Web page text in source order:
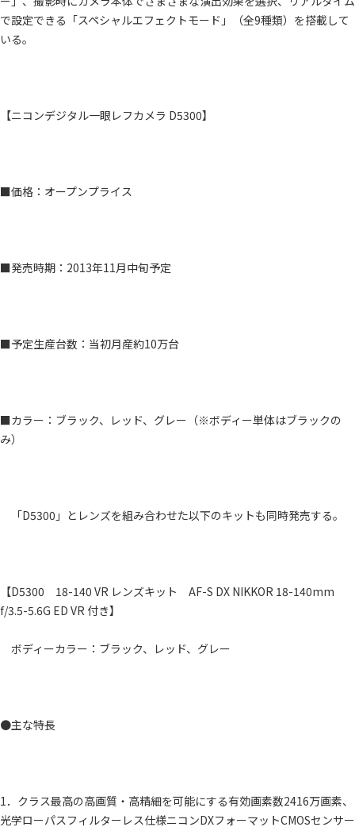
で設定できる「スペシャルエフェクトモード」（全9種類）を搭載して
いる。
【ニコンデジタル一眼レフカメラ D5300】
■価格：オープンプライス
■発売時期：2013年11月中旬予定
■予定生産台数：当初月産約10万台
■カラー：ブラック、レッド、グレー（※ボディー単体はブラックの
み）
「D5300」とレンズを組み合わせた以下のキットも同時発売する。
【D5300 18-140 VR レンズキット AF-S DX NIKKOR 18-140mm
f/3.5-5.6G ED VR 付き】
ボディーカラー：ブラック、レッド、グレー
●主な特長
1．クラス最高の高画質・高精細を可能にする有効画素数2416万画素、
光学ローパスフィルターレス仕様ニコンDXフォーマットCMOSセンサー